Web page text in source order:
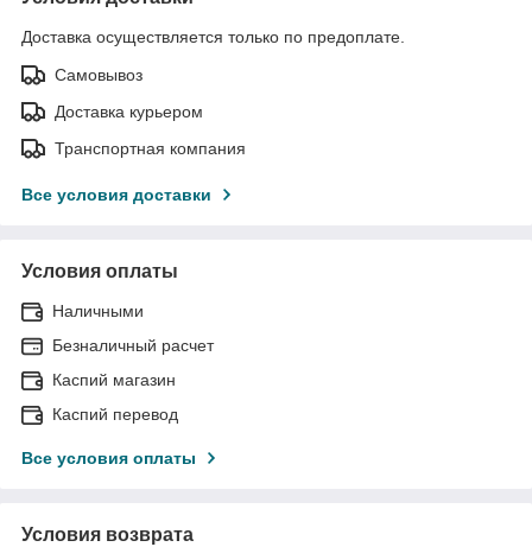
Доставка осуществляется только по предоплате.
Самовывоз
Доставка курьером
Транспортная компания
Все условия доставки
Условия оплаты
Наличными
Безналичный расчет
Каспий магазин
Каспий перевод
Все условия оплаты
Условия возврата